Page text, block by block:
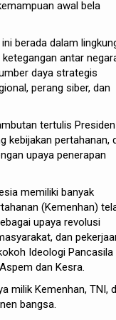
awal bela
berada dalam
antar
daya strategis
perang siber, dan
tertulis
kebijakan pertahanan,
upaya penerapan
memiliki banyak
(Kemenhan)
upaya revolusi
dan
Ideologi Pancasila
dan Kesra.
milik Kemenhan, TNI,
bangsa.